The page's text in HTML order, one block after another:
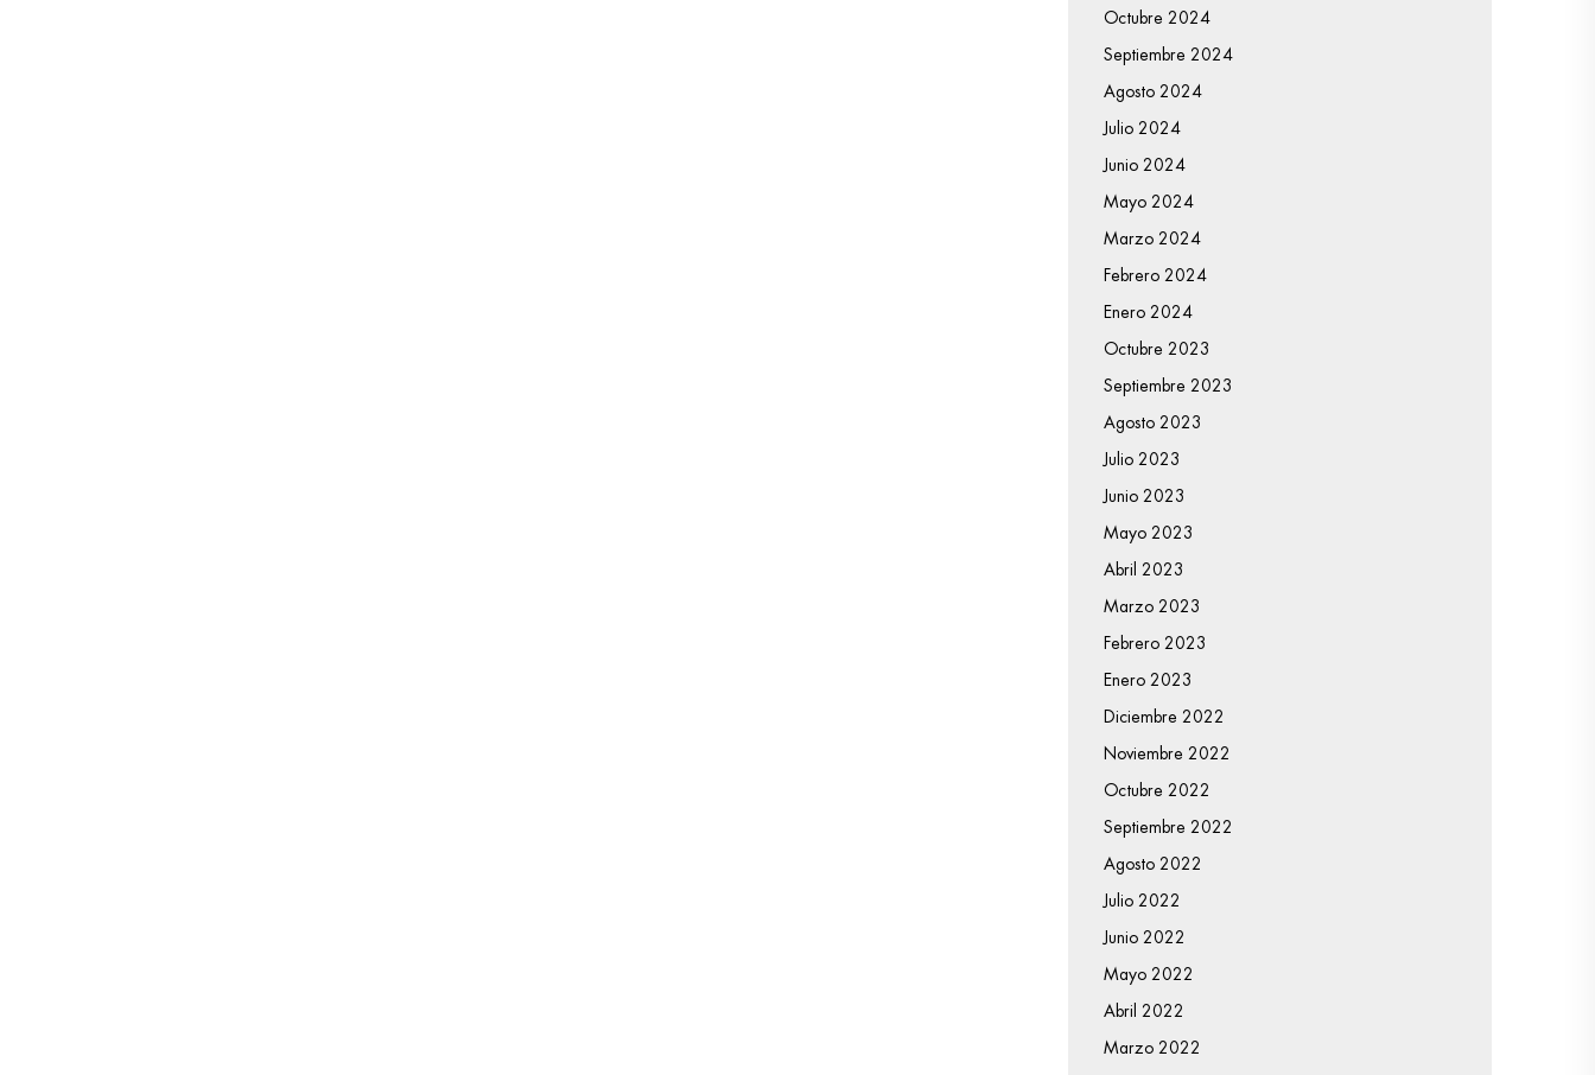
Octubre 2024
Septiembre 2024
Agosto 2024
Julio 2024
Junio 2024
Mayo 2024
Marzo 2024
Febrero 2024
Enero 2024
Octubre 2023
Septiembre 2023
Agosto 2023
Julio 2023
Junio 2023
Mayo 2023
Abril 2023
Marzo 2023
Febrero 2023
Enero 2023
Diciembre 2022
Noviembre 2022
Octubre 2022
Septiembre 2022
Agosto 2022
Julio 2022
Junio 2022
Mayo 2022
Abril 2022
Marzo 2022